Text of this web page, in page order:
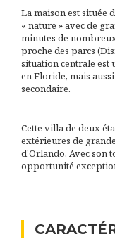
La maison est située
« nature » avec de
minutes de
proche des parcs
situation centrale est
en Floride, mais
secondaire.
Cette villa de deux
extérieures de
d’Orlando. Avec son
opportunité